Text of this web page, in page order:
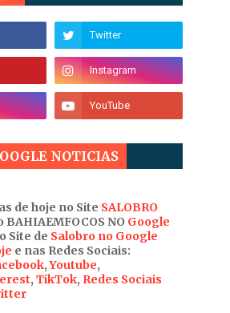
NOTICIAS
de hoje no Site SALOBRO
BAHIAEMFOCOS NO Google
Site de Salobro no Google
e nas Redes Sociais:
,Youtube,
, TikTok, Redes Sociais